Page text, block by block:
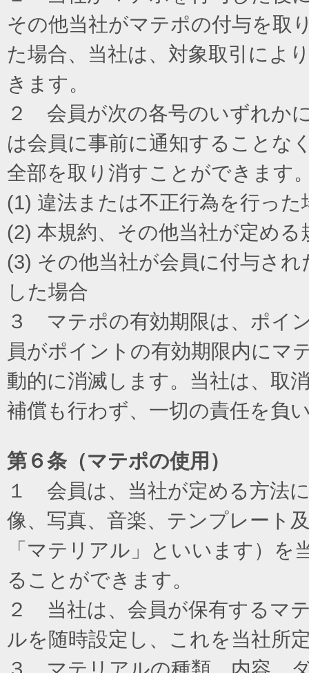
その他当社がマテポの付与を取
た場合、当社は、対象取引によ
きます。
２ 会員が次の各号のいずれか
は会員に事前に通知することな
全部を取り消すことができます
(1) 違法または不正行為を行った
(2) 本規約、その他当社が定め
(3) その他当社が会員に付与さ
した場合
３ マテポの有効期限は、ポイ
員がポイントの有効期限内にマ
動的に消滅します。当社は、取
補償も行わず、一切の責任を負
第６条（マテポの使用）
１ 会員は、当社が定める方法
像、写真、音楽、テンプレート
「マテリアル」といいます）
ることができます。
２ 当社は、会員が保有するマ
ルを随時設定し、これを当社所